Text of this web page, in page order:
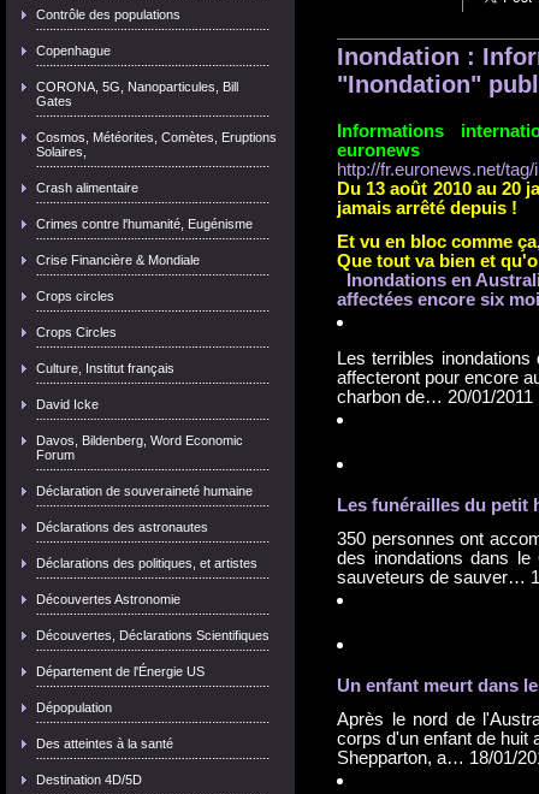
Contrôle des populations
Copenhague
CORONA, 5G, Nanoparticules, Bill
Gates
Cosmos, Météorites, Comètes, Eruptions
Solaires,
Crash alimentaire
Crimes contre l'humanité, Eugénisme
Crise Financière & Mondiale
Crops circles
Crops Circles
Culture, Institut français
David Icke
Davos, Bildenberg, Word Economic
Forum
Déclaration de souveraineté humaine
Déclarations des astronautes
Déclarations des politiques, et artistes
Découvertes Astronomie
Découvertes, Déclarations Scientifiques
Département de l'Énergie US
Dépopulation
Des atteintes à la santé
Destination 4D/5D
Inondation :
"Inondation"
Informations
euronews
http://fr.euronews.net/
Du 13 août 2010 au 20
jamais arrêté depuis !
Et vu en bloc comme
Que tout va bien et
Inondations en
affectées encore six
Les terribles
affecteront pour encore
charbon de… 20/01/2011
Les funérailles du petit
350 personnes ont
des inondations dans
sauveteurs de sauver…
Un enfant meurt dans
Après le nord de
corps d'un enfant de huit
Shepparton, a… 18/01/